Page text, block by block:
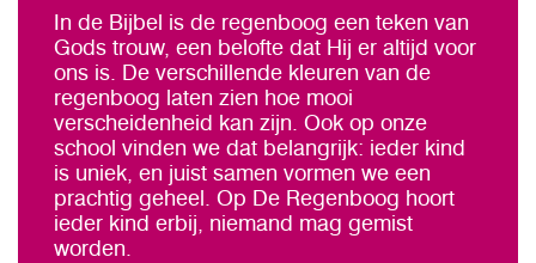
In de Bijbel is de regenboog een teken van
Gods trouw, een belofte dat Hij er altijd voor
ons is. De verschillende kleuren van de
regenboog laten zien hoe mooi
verscheidenheid kan zijn. Ook op onze
school vinden we dat belangrijk: ieder kind
is uniek, en juist samen vormen we een
prachtig geheel. Op De Regenboog hoort
ieder kind erbij, niemand mag gemist
worden.